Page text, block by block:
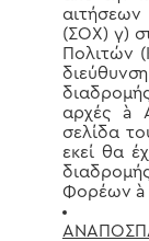
(ΣΟΧ) γ)
Πολιτών
αρχές à
σελίδα
εκεί θα
Φορέων à